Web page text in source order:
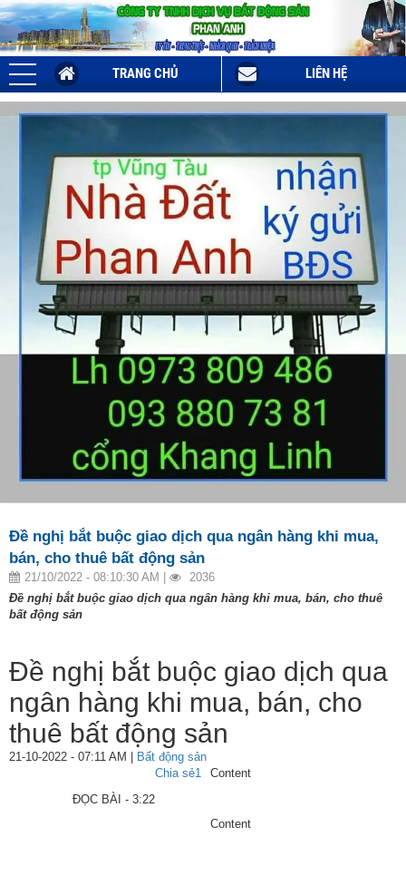
TRANG CHỦ LIÊN HỆ
Đề nghị bắt buộc giao dịch qua ngân hàng khi mua,
bán, cho thuê bất động sản
21/10/2022 - 08:10:30 AM |
2036
Đề nghị bắt buộc giao dịch qua ngân hàng khi mua, bán, cho thuê
bất động sản
Đề nghị bắt buộc giao dịch qua
ngân hàng khi mua, bán, cho
thuê bất động sản
21-10-2022 - 07:11 AM | Bất động sản
Chia sẻ1
ĐỌC BÀI - 3:22
Content
Content